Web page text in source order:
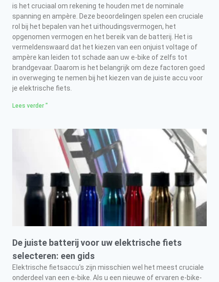
is het cruciaal om rekening te houden met de nominale
spanning en ampère. Deze beoordelingen spelen een cruciale
rol bij het bepalen van het uithoudingsvermogen, het
opgenomen vermogen en het bereik van de batterij. Het is
vermeldenswaard dat het kiezen van een onjuist voltage of
ampère kan leiden tot schade aan uw e-bike of zelfs tot
brandgevaar. Daarom is het belangrijk om deze factoren goed
in overweging te nemen bij het kiezen van de juiste accu voor
je elektrische fiets.
Lees verder "
De juiste batterij voor uw elektrische fiets
selecteren: een gids
Elektrische fietsaccu's zijn misschien wel het meest cruciale
onderdeel van een e-bike. Als u een nieuwe of ervaren e-bike-